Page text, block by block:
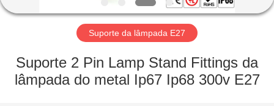
EXCURSÃO
FÁBRICA
Suporte da lâmpada E27
Suporte 2 Pin Lamp Stand Fittings da
lâmpada do metal Ip67 Ip68 300v E27